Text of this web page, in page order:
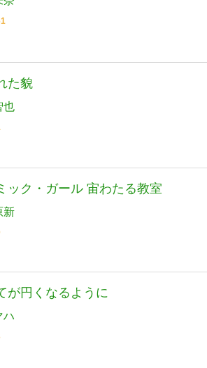
た貌
也
ック・ガール 宙わたる教室
新
が円くなるように
ハ